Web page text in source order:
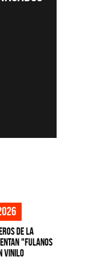
de la
"Fulanos
vinilo